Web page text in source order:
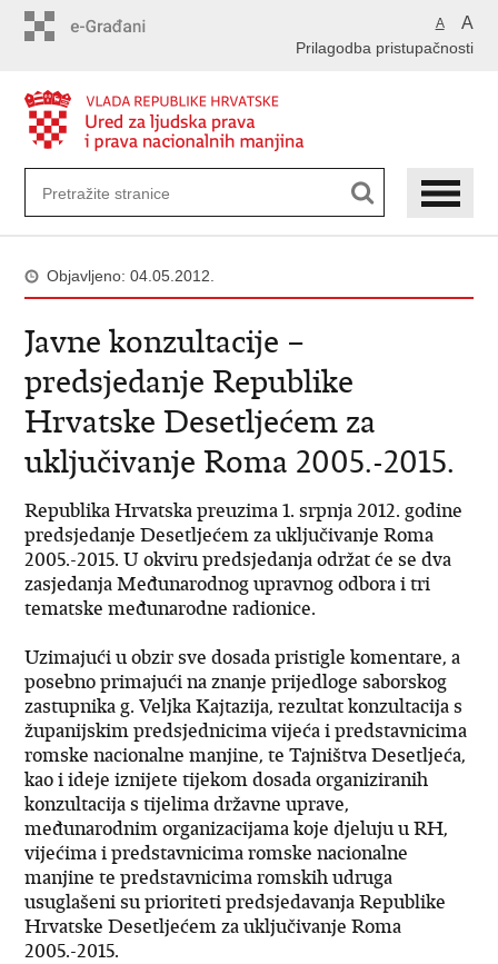
A A
Prilagodba pristupačnosti
Objavljeno: 04.05.2012.
Javne konzultacije –
predsjedanje Republike
Hrvatske Desetljećem za
uključivanje Roma 2005.-2015.
Republika Hrvatska preuzima 1. srpnja 2012. godine
predsjedanje Desetljećem za uključivanje Roma
2005.-2015. U okviru predsjedanja održat će se dva
zasjedanja Međunarodnog upravnog odbora i tri
tematske međunarodne radionice.
Uzimajući u obzir sve dosada pristigle komentare, a
posebno primajući na znanje prijedloge saborskog
zastupnika g. Veljka Kajtazija, rezultat konzultacija s
županijskim predsjednicima vijeća i predstavnicima
romske nacionalne manjine, te Tajništva Desetljeća,
kao i ideje iznijete tijekom dosada organiziranih
konzultacija s tijelima državne uprave,
međunarodnim organizacijama koje djeluju u RH,
vijećima i predstavnicima romske nacionalne
manjine te predstavnicima romskih udruga
usuglašeni su prioriteti predsjedavanja Republike
Hrvatske Desetljećem za uključivanje Roma
2005.-2015.